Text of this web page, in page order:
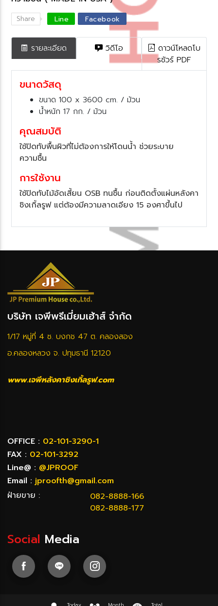
Share Line Facebook
รายละเอียด วิดีโอ
ดาวน์โหลดโบ
รชัวร์ PDF
ขนาดวัสดุ
ขนาด 100 x 3600 cm. / ม้วน
น้ำหนัก 17 กก. / ม้วน
คุณสมบัติ
ช้ปิดทับพื้นผิวที่ไม่ต้องการให้โดนน้ำ ช่วยระบา
ความชื้น
การใช้งาน
ช้ปิดทับไม้อัดเสี้ยน OSB ทนชื้น ก่อนติดตั้งแผ่นหลังคา
ชิงเกิ้ลรูฟ แต่ต้องมีความลาดเอียง 15 องศาขึ้นไป
บริษัท เจพีพรีเมี่ยมเฮ้าส์ จำกัด
1/17 หมู่ที่ 4 ซ. บงกช 47 ต. คลองสอง
อ.คลองหลวง จ. ปทุมธานี 12120
www.เจพีหลังคาชิงเกิ้ลรูฟ.com
OFFICE : 02-101-3290-1
FAX : 02-101-3292
Line@ : @JPROOF
Email : jproofth@gmail.com
ฝ่ายขาย :
082-8888-166
082-8888-177
Social Media